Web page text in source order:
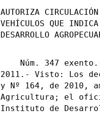
AUTORIZA
VEHÍCULOS QUE
DESARROLLO
Núm. 347
2011.- Visto: Los
y Nº 164, de 2010,
Agricultura; el
Instituto de